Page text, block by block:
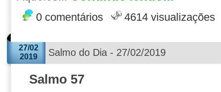
0 comentários 4614 visualizações
27/02
2019
Salmo do Dia - 27/02/2019
Salmo 57